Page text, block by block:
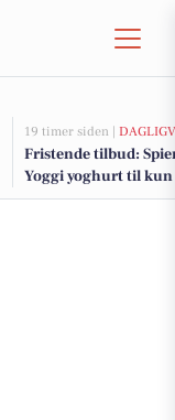
19 timer siden |
Fristende tilbud:
Yoggi yoghurt til kun